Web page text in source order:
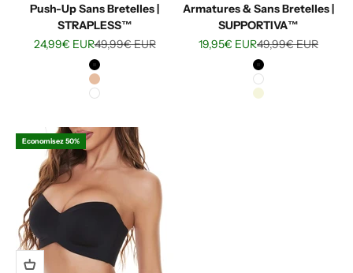
Push-Up Sans Bretelles |
STRAPLESS™
Prix de vente
24,99€ EURPrix normal
49,99€ EUR
Noir
Nude
Blanc
Armatures & Sans Bretelles |
SUPPORTIVA™
Prix de vente
19,95€ EURPrix normal
49,99€ EUR
Noir
Blanc
Beige
Economisez 50%